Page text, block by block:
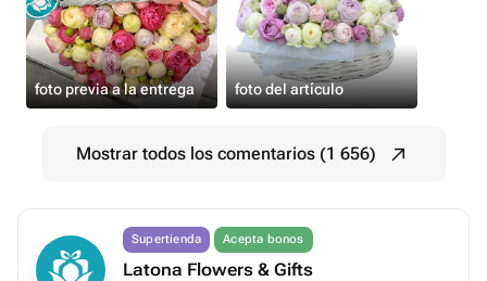
foto previa a la entrega foto del artículo
Mostrar todos los comentarios (1 656)
Supertienda Acepta bonos
Latona Flowers & Gifts